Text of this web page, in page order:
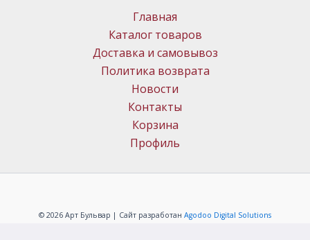
Главная
Каталог товаров
Доставка и самовывоз
Политика возврата
Новости
Контакты
Корзина
Профиль
© 2026 Арт Бульвар | Сайт разработан Agodoo Digital Solutions